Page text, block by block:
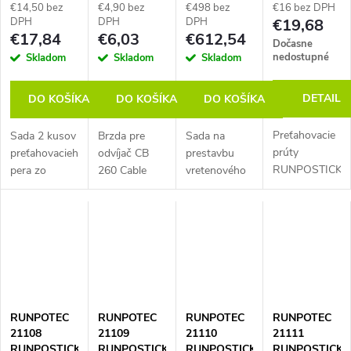
závit RTG Ø
6 mm,
nehrdzavejúca
oceľ
€14,50 bez
DPH
€17,84
Skladom
DO KOŠÍKA
Sada 2 kusov
preťahovacieho
pera zo
skleného
ako prídavná
vodiaca
káblov CB
260 Cable
Box, vrátane
2 ks
destičiek
€4,90 bez
DPH
€6,03
Skladom
DO KOŠÍKA
Brzda pre
odvíjač CB
260 Cable
Box –
6-dielna,
nehrdzavejúca
oceľ
€498 bez
DPH
€612,54
Skladom
DO KOŠÍKA
Sada na
prestavbu
vretenového
navijáka CW
Prestavba
cca 20 minút,
mm, závit
RTG Ø 6 mm
€16 bez DPH
€19,68
Dočasne
nedostupné
DETAIL
Preťahovacie
prúty
RUNPOSTICKS
Čierne
mm. Bez
korózie,
RUNPOTEC
21108
RUNPOTEC
21109
RUNPOTEC
21110
RUNPOTEC
21111